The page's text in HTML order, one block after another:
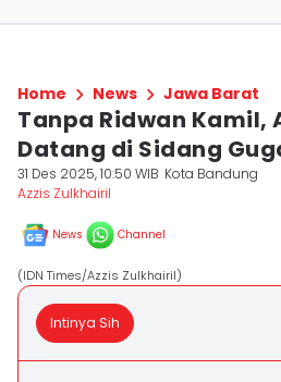
Home News Jawa Barat
Tanpa Ridwan
Datang di Sidang
31 Des 2025, 10:50 WIB Kota Bandung
Azzis Zulkhairil
News Channel
(IDN Times/Azzis Zulkhairil)
Intinya Sih